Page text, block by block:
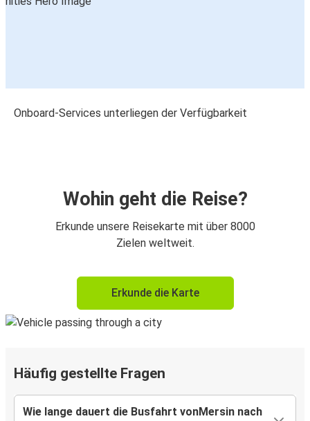
Onboard-Services unterliegen der Verfügbarkeit
Wohin geht die Reise?
Erkunde unsere Reisekarte mit über 8000
Zielen weltweit.
Erkunde die Karte
Häufig gestellte Fragen
Wie lange dauert die Busfahrt vonMersin nach